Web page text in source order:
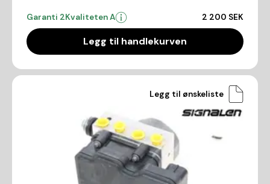
Garanti 2Kvaliteten A 2 200 SEK
Legg til handlekurven
Legg til ønskeliste